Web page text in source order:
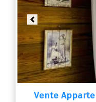
Previous
Vente